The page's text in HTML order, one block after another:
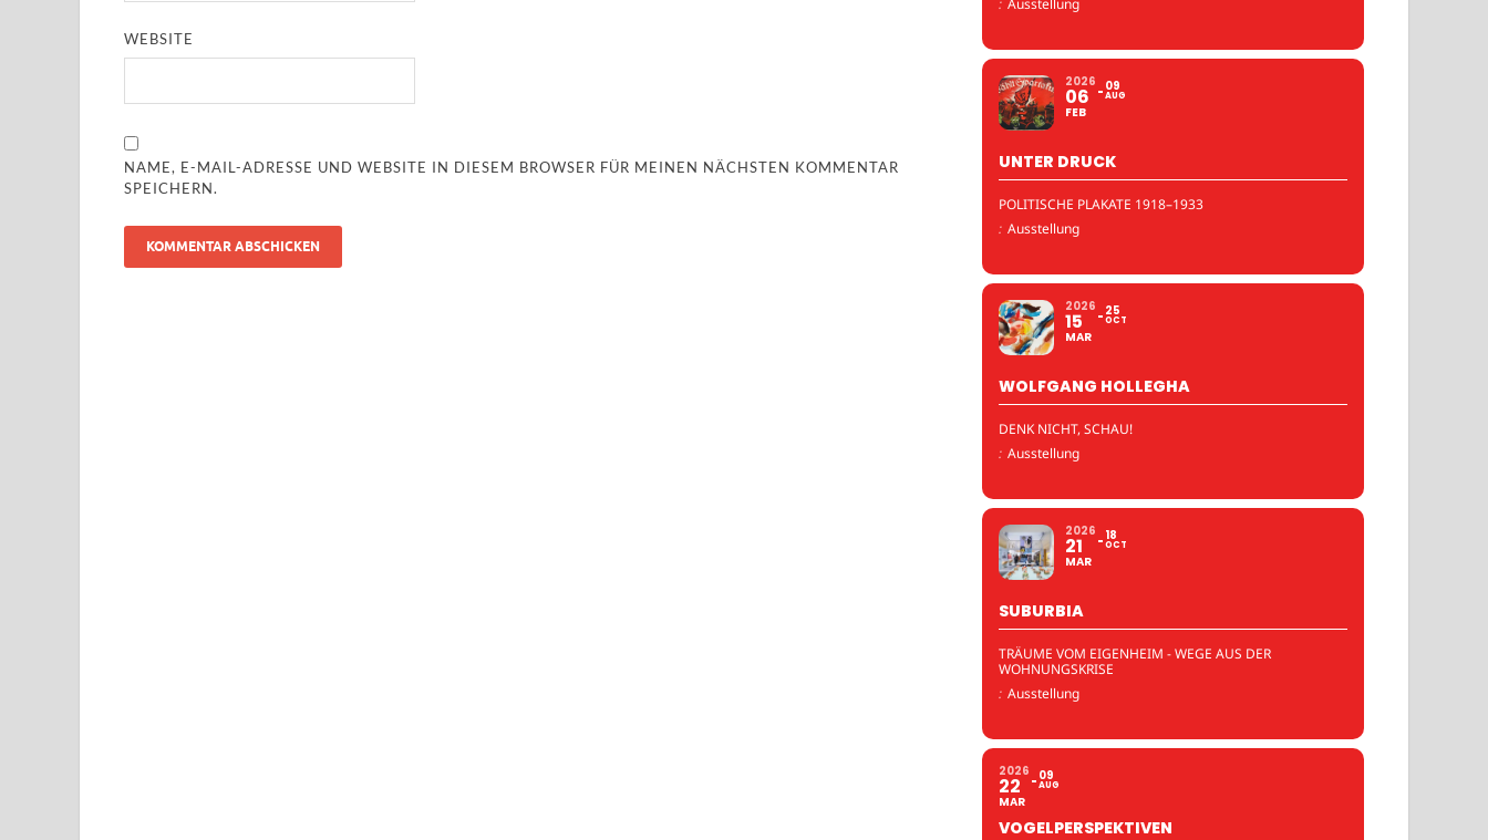
WEBSITE
NAME, E-MAIL-ADRESSE UND WEBSITE IN DIESEM BROWSER FÜR MEINEN NÄCHSTEN KOMMENTAR
SPEICHERN.
: Ausstellung
2026
06
FEB
09
AUG
UNTER DRUCK
POLITISCHE PLAKATE 1918–1933
: Ausstellung
2026
15
MAR
25
OCT
WOLFGANG HOLLEGHA
DENK NICHT, SCHAU!
: Ausstellung
2026
21
MAR
18
OCT
SUBURBIA
TRÄUME VOM EIGENHEIM - WEGE AUS DER
WOHNUNGSKRISE
: Ausstellung
2026
22
MAR
09
AUG
VOGELPERSPEKTIVEN